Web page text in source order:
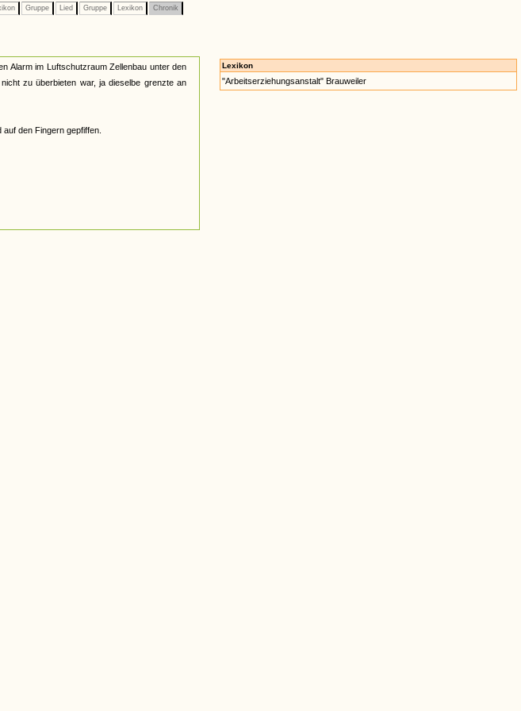
Gruppe Lied Gruppe Lexikon Chronik
Alarm im Luftschutzraum Zellenbau unter den
zu überbieten war, ja dieselbe grenzte an
den Fingern gepfiffen.
Lexikon
"Arbeitserziehungsanstalt" Brauweiler